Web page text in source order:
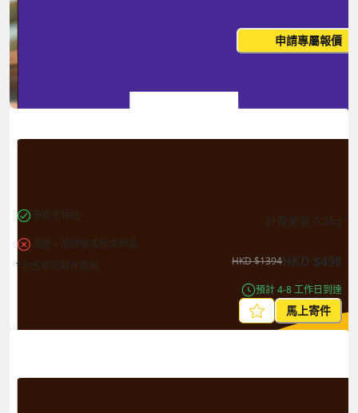
申請專屬報價
帶電池物品
液體、凝膠狀或粉末物品
*包含本地取件費用
計費重量 0.5kg
HKD$1394HKD $498
預計 4-8 工作日到達
馬上寄件